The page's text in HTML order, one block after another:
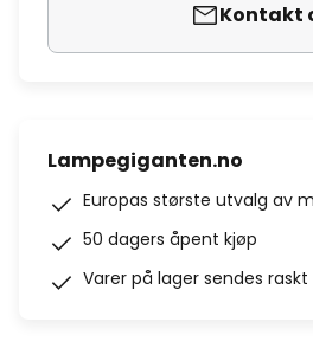
Kontakt
Lampegiganten.no
Europas største utvalg av
50 dagers åpent kjøp
Varer på lager sendes raskt